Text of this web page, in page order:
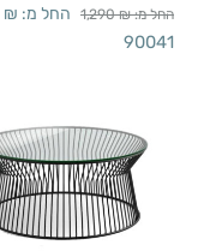
החל מ: 1,290₪ החל מ: ₪
90041